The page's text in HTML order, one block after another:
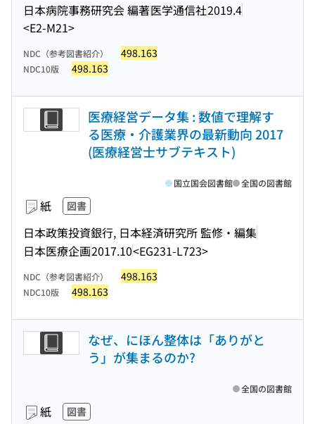
日本病院事務研究会 編著医学通信社2019.4
<E2-M21>
NDC（参考図書紹介） 498.163
NDC10版 498.163
医療経営データ集 : 数値で理解す
る医療・介護業界の最新動向 2017
(医療経営士サブテキスト)
紙 図書
日本政策投資銀行, 日本経済研究所 監修・編集
日本医療企画2017.10<EG231-L723>
国立国会図書館 全国の図書館
NDC（参考図書紹介） 498.163
NDC10版 498.163
なぜ、にほん整体は「ありがと
う」が集まるのか?
紙 図書
全国の図書館